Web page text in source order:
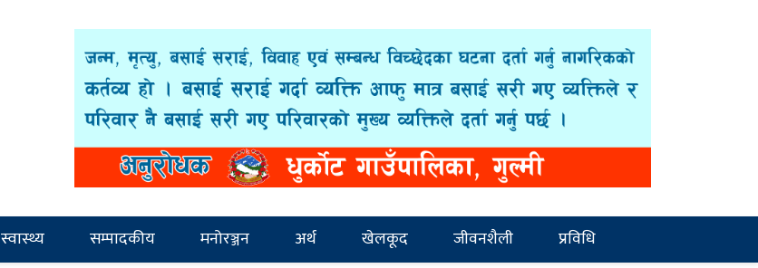
स्वास्थ्य सम्पादकीय मनोरञ्जन अर्थ खेलकूद जीवनशैली प्रविधि